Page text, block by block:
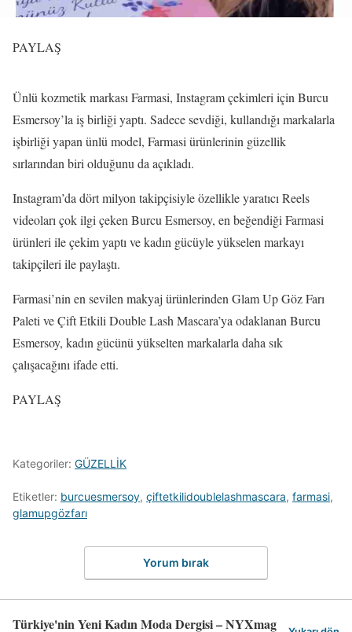
PAYLAŞ
Ünlü kozmetik markası Farmasi, Instagram çekimleri için Burcu
Esmersoy’la iş birliği yaptı. Sadece sevdiği, kullandığı markalarla
işbirliği yapan ünlü model, Farmasi ürünlerinin güzellik
sırlarından biri olduğunu da açıkladı.
Instagram’da dört milyon takipçisiyle özellikle yaratıcı Reels
videoları çok ilgi çeken Burcu Esmersoy, en beğendiği Farmasi
ürünleri ile çekim yaptı ve kadın gücüyle yükselen markayı
takipçileri ile paylaştı.
Farmasi’nin en sevilen makyaj ürünlerinden Glam Up Göz Farı
Paleti ve Çift Etkili Double Lash Mascara’ya odaklanan Burcu
Esmersoy, kadın gücünü yükselten markalarla daha sık
çalışacağını ifade etti.
PAYLAŞ
Kategoriler: GÜZELLİK
Etiketler: burcuesmersoy, çiftetkilidoublelashmascara, farmasi,
glamupgözfarı
Yorum bırak
Türkiye'nin Yeni Kadın Moda Dergisi – NYXmag